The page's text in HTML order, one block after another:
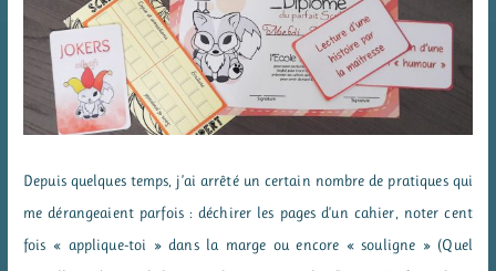
Depuis quelques temps, j’ai arrêté un certain nombre de pratiques qui
me dérangeaient parfois : déchirer les pages d’un cahier, noter cent
fois « applique-toi » dans la marge ou encore « souligne » (Quel